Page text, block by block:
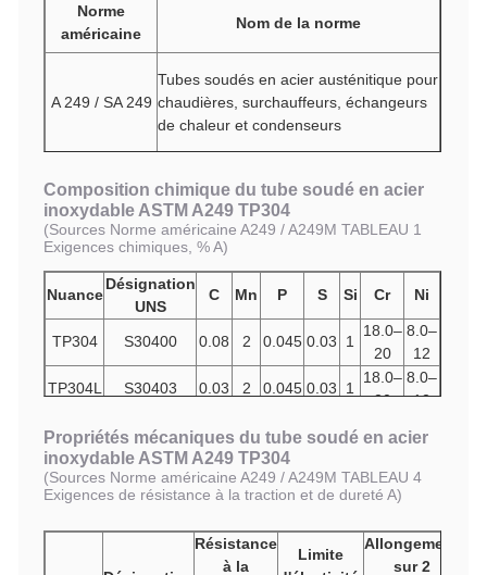
Norme
américaine
Nom de la norme
A 249 / SA 249
Tubes soudés en acier austénitique pour
chaudières, surchauffeurs, échangeurs
de chaleur et condenseurs
Composition chimique du tube soudé en acier
inoxydable ASTM A249 TP304
(Sources Norme américaine A249 / A249M TABLEAU 1
Exigences chimiques, % A)
Nuance
Désignation
UNS
C Mn P S Si Cr Ni
TP304 S30400 0.08 2 0.045 0.03 1
18.0–
20
8.0–
12
TP304L
S30403 0.03 2 0.045 0.03 1
18.0–
20
8.0–
12
TP304H
S30409
– 0.1
2 0.045 0.03 1
20
11
Propriétés mécaniques du tube soudé en acier
inoxydable ASTM A249 TP304
(Sources Norme américaine A249 / A249M TABLEAU 4
Exigences de résistance à la traction et de dureté A)
Résistance
à la
Limite
Allongement
sur 2